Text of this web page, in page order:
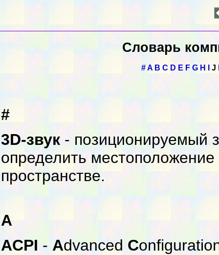
Словарь
#A B C D E F G H J
#
3D-звук - позиционируемый
определить
пространстве.
A
ACPI - Advanced C